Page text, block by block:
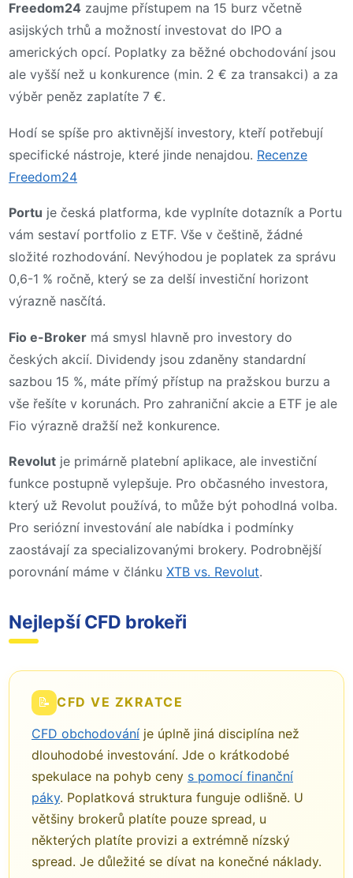
Freedom24 zaujme přístupem na 15 burz včetně
asijských trhů a možností investovat do IPO a
amerických opcí. Poplatky za běžné obchodování jsou
ale vyšší než u konkurence (min. 2 € za transakci) a za
výběr peněz zaplatíte 7 €.
Hodí se spíše pro aktivnější investory, kteří potřebují
specifické nástroje, které jinde nenajdou. Recenze
Freedom24
Portu je česká platforma, kde vyplníte dotazník a Portu
vám sestaví portfolio z ETF. Vše v češtině, žádné
složité rozhodování. Nevýhodou je poplatek za správu
0,6-1 % ročně, který se za delší investiční horizont
výrazně nasčítá.
Fio e-Broker má smysl hlavně pro investory do
českých akcií. Dividendy jsou zdaněny standardní
sazbou 15 %, máte přímý přístup na pražskou burzu a
vše řešíte v korunách. Pro zahraniční akcie a ETF je ale
Fio výrazně dražší než konkurence.
Revolut je primárně platební aplikace, ale investiční
funkce postupně vylepšuje. Pro občasného investora,
který už Revolut používá, to může být pohodlná volba.
Pro seriózní investování ale nabídka i podmínky
zaostávají za specializovanými brokery. Podrobnější
porovnání máme v článku XTB vs. Revolut.
Nejlepší CFD brokeři
📝 CFD VE ZKRATCE
CFD obchodování je úplně jiná disciplína než
dlouhodobé investování. Jde o krátkodobé
spekulace na pohyb ceny s pomocí finanční
páky. Poplatková struktura funguje odlišně. U
většiny brokerů platíte pouze spread, u
některých platíte provizi a extrémně nízský
spread. Je důležité se dívat na konečné náklady.